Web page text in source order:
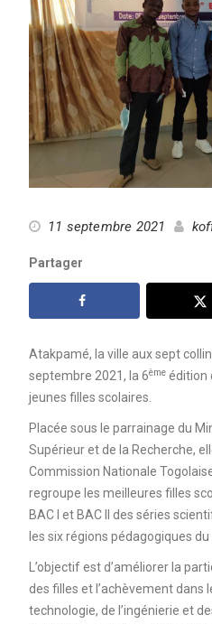
11 septembre 2021
Partager
Atakpamé, la ville aux sept
septembre 2021, la 6èmeédition
jeunes filles scolaires.
Placée sous le parrainage du
Supérieur et de la Recherche,
Commission Nationale Togolaise
regroupe les meilleures filles
BAC I et BAC II des séries
les six régions pédagogiques du
L’objectif est d’améliorer la
des filles et l’achèvement dans
technologie, de l’ingénierie et